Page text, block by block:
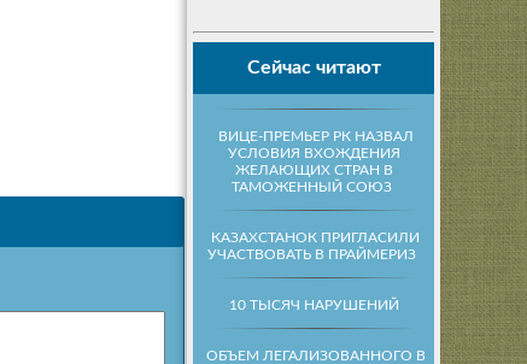
Сейчас читают
ВИЦЕ-ПРЕМЬЕР РК НАЗВАЛ
УСЛОВИЯ ВХОЖДЕНИЯ
ЖЕЛАЮЩИХ СТРАН В
ТАМОЖЕННЫЙ СОЮЗ
КАЗАХСТАНОК ПРИГЛАСИЛИ
УЧАСТВОВАТЬ В ПРАЙМЕРИЗ
10 ТЫСЯЧ НАРУШЕНИЙ
ОБЪЕМ ЛЕГАЛИЗОВАННОГО В